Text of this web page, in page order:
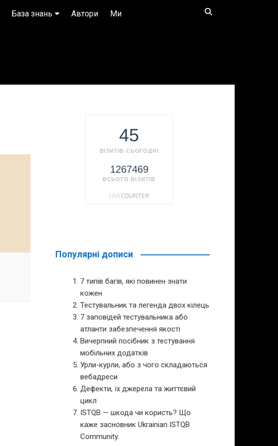
База знань Автори Ми
45
ВІЗИТІВ СЬОГОДНІ
1267469
ВСЬОГО ВІЗИТІВ
Популярні дописи
7 типів багів, які повинен знати
кожен
Тестувальник та легенда двох кілець
7 заповідей тестувальника або
атланти забезпечення якості
Вичерпний посібник з тестування
мобільних додатків
Урли-курли, або з чого складаються
вебадреси
Дефекти, їх джерела та життєвий
цикл
ISTQB — шкода чи користь? Що
каже засновник Ukrainian ISTQB
Community.